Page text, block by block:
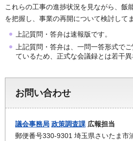
これらの工事の進捗状況を見ながら、飯
を把握し、事業の再開について検討して
上記質問・答弁は速報版です。
上記質問・答弁は、一問一答形式で
ているため、正式な会議録とは若干異
お問い合わせ
議会事務局 政策調査課 広報担当
郵便番号330-9301 埼玉県さいたま市